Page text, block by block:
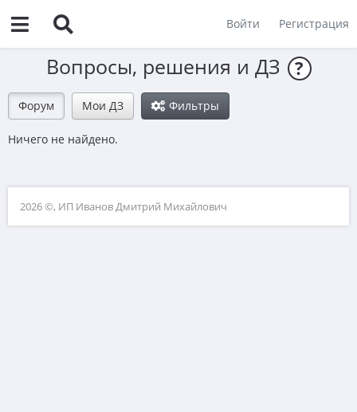
Войти Регистрация
Вопросы, решения и ДЗ ?
Форум Мои ДЗ Фильтры
Ничего не найдено.
2026 ©, ИП Иванов Дмитрий Михайлович